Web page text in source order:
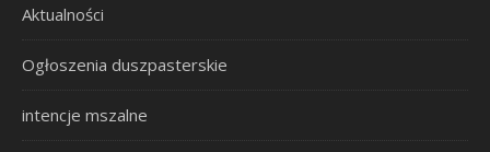
Aktualności
Ogłoszenia duszpasterskie
intencje mszalne